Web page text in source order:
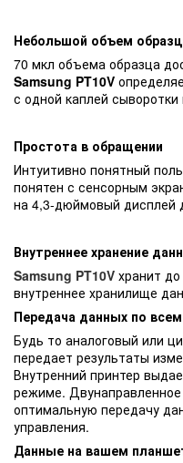
Небольшой объем
70 мкл объема образца
Samsung PT10V
с одной каплей
Простота в обращении
Интуитивно понятный
понятен с сенсорным
на 4,3-дюймовый дисплей
Внутреннее хранение
Samsung PT10V хранит
внутреннее хранилище
Передача данных по
Будь то аналоговый или
передает результаты
Внутренний принтер
режиме.
оптимальную передачу
управления.
Данные на вашем